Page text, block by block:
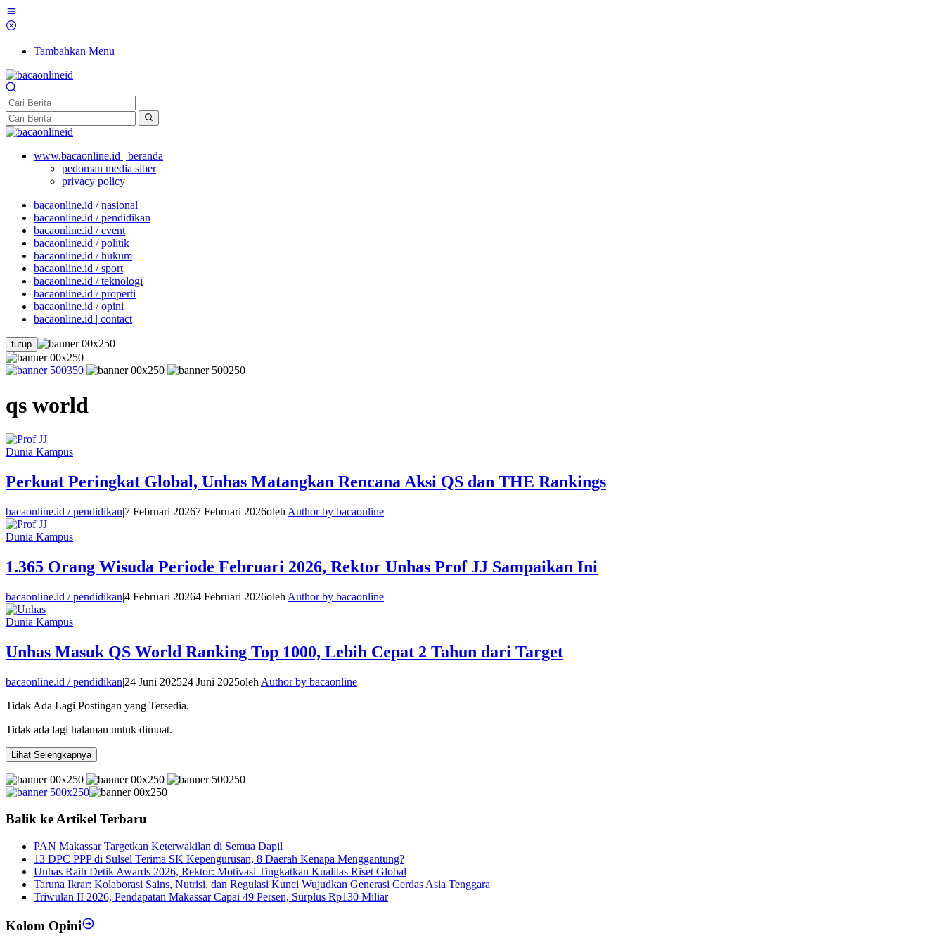
Tambahkan Menu
www.bacaonline.id | beranda
pedoman media siber
privacy policy
bacaonline.id / nasional
bacaonline.id / pendidikan
bacaonline.id / event
bacaonline.id / politik
bacaonline.id / hukum
bacaonline.id / sport
bacaonline.id / teknologi
bacaonline.id / properti
bacaonline.id / opini
bacaonline.id | contact
tutup
qs world
Dunia Kampus
Perkuat Peringkat Global, Unhas Matangkan Rencana Aksi QS dan THE Rankings
bacaonline.id / pendidikan|7 Februari 20267 Februari 2026oleh Author by bacaonline
Dunia Kampus
1.365 Orang Wisuda Periode Februari 2026, Rektor Unhas Prof JJ Sampaikan Ini
bacaonline.id / pendidikan|4 Februari 20264 Februari 2026oleh Author by bacaonline
Dunia Kampus
Unhas Masuk QS World Ranking Top 1000, Lebih Cepat 2 Tahun dari Target
bacaonline.id / pendidikan|24 Juni 202524 Juni 2025oleh Author by bacaonline
Tidak Ada Lagi Postingan yang Tersedia.
Tidak ada lagi halaman untuk dimuat.
Lihat Selengkapnya
Balik ke Artikel Terbaru
PAN Makassar Targetkan Keterwakilan di Semua Dapil
13 DPC PPP di Sulsel Terima SK Kepengurusan, 8 Daerah Kenapa Menggantung?
Unhas Raih Detik Awards 2026, Rektor: Motivasi Tingkatkan Kualitas Riset Global
Taruna Ikrar: Kolaborasi Sains, Nutrisi, dan Regulasi Kunci Wujudkan Generasi Cerdas Asia Tenggara
Triwulan II 2026, Pendapatan Makassar Capai 49 Persen, Surplus Rp130 Miliar
Kolom Opini